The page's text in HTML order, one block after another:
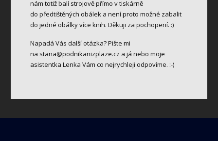
nám totiž balí strojově přímo v tiskárně
do předtištěných obálek a není proto možné zabalit
do jedné obálky více knih. Děkuji za pochopení. :)
Napadá Vás další otázka? Pište mi
na stana@podnikanizplaze.cz a já nebo moje
asistentka Lenka Vám co nejrychleji odpovíme. :-)